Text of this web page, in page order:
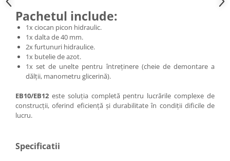
Pachetul include:
1x ciocan picon hidraulic.
1x dalta de 40 mm.
2x furtunuri hidraulice.
1x butelie de azot.
1x set de unelte pentru întreținere (cheie de demontare a
dălții, manometru glicerină).
EB10/EB12 este soluția completă pentru lucrările complexe de
construcții, oferind eficiență și durabilitate în condiții dificile de
lucru.
Specificatii